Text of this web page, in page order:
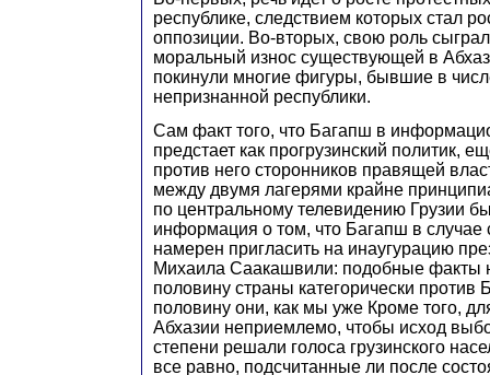
республике, следствием которых стал
оппозиции. Во-вторых, свою роль
моральный износ существующей в
покинули многие фигуры, бывшие в
непризнанной республики.
Сам факт того, что Багапш в
предстает как прогрузинский политик,
против него сторонников правящей
между двумя лагерями крайне
по центральному телевидению Грузии
информация о том, что Багапш в случае
намерен пригласить на инаугурацию
Михаила Саакашвили: подобные факты
половину страны категорически против
половину они, как мы уже Кроме того,
Абхазии неприемлемо, чтобы исход
степени решали голоса грузинского
все равно, подсчитанные ли после